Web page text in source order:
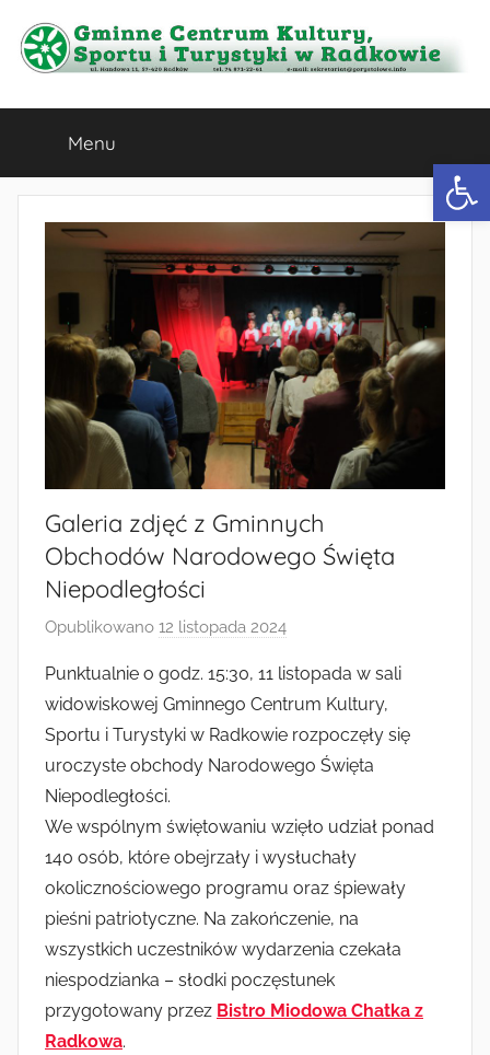
treści
Gminne
Centrum
Kultury,
Sportu
Turystyki
Radkowie
Menu
Galeria zdjęć z Gminnych
Obchodów Narodowego Święta
Niepodległości
Opublikowano 12 listopada 2024
z
e
z
a
m
i
n
Punktualnie o godz. 15:30, 11 listopada w sali
widowiskowej Gminnego Centrum Kultury,
Sportu i Turystyki w Radkowie rozpoczęły się
uroczyste obchody Narodowego Święta
Niepodległości.
We wspólnym świętowaniu wzięło udział ponad
140 osób, które obejrzały i wysłuchały
okolicznościowego programu oraz śpiewały
pieśni patriotyczne. Na zakończenie, na
wszystkich uczestników wydarzenia czekała
niespodzianka – słodki poczęstunek
przygotowany przez Bistro Miodowa Chatka z
Radkowa.